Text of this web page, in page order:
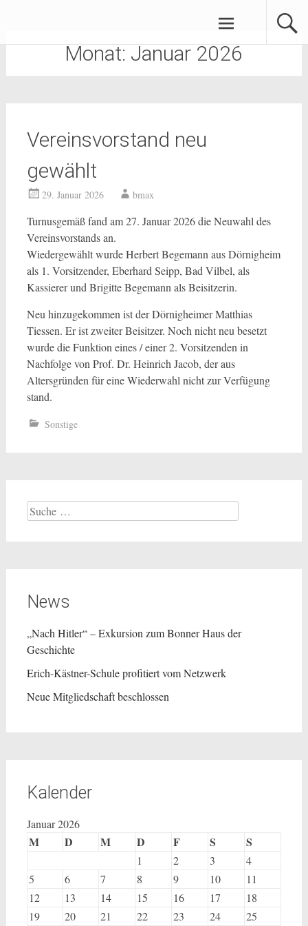
Monat: Januar 2026
Vereinsvorstand neu
gewählt
29. Januar 2026 bmax
Turnusgemäß fand am 27. Januar 2026 die Neuwahl des
Vereinsvorstands an.
Wiedergewählt wurde Herbert Begemann aus Dörnigheim
als 1. Vorsitzender, Eberhard Seipp, Bad Vilbel, als
Kassierer und Brigitte Begemann als Beisitzerin.
Neu hinzugekommen ist der Dörnigheimer Matthias
Tiessen. Er ist zweiter Beisitzer. Noch nicht neu besetzt
wurde die Funktion eines / einer 2. Vorsitzenden in
Nachfolge von Prof. Dr. Heinrich Jacob, der aus
Altersgründen für eine Wiederwahl nicht zur Verfügung
stand.
Sonstige
Suche
nach:
News
„Nach Hitler“ – Exkursion zum Bonner Haus der
Geschichte
Erich-Kästner-Schule profitiert vom Netzwerk
Neue Mitgliedschaft beschlossen
Kalender
Januar 2026
M D M D F S S
1 2 3
4
5
6 7 8 9 10
11
12
13 14 15 16 17
18
19
20 21 22 23 24 25